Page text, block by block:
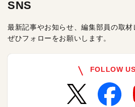
SNS
最新記事やお知らせ、編集部員の取材
ぜひフォローをお願いします。
FOLLOW US